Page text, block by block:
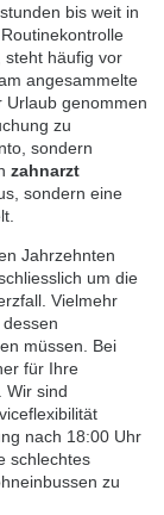
bis weit in
steht häufig vor
angesammelte
Urlaub genommen
zu
sondern
zahnarzt
sondern eine
Jahrzehnten
um die
Vielmehr
müssen. Bei
für Ihre
Wir sind
nach 18:00 Uhr
schlechtes
zu